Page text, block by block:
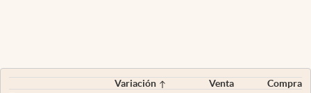
Variación Venta
Compra